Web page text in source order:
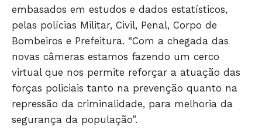
OPINIÃO
GERAL
EDUCAÇÃO
SAÚDE
AGRONOTÍCIAS
ÚLTIMAS NOTÍCIAS
embasados em estudos e dados estatísticos,
pelas polícias Militar, Civil, Penal, Corpo de
Bombeiros e Prefeitura. “Com a chegada das
novas câmeras estamos fazendo um cerco
virtual que nos permite reforçar a atuação das
forças policiais tanto na prevenção quanto na
repressão da criminalidade, para melhoria da
segurança da população”.